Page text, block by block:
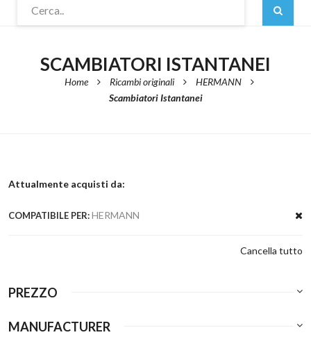
SCAMBIATORI ISTANTANEI
Home Ricambi originali
HERMANN
Scambiatori Istantanei
Attualmente acquisti da:
COMPATIBILE PER:HERMANN
Cancella tutto
PREZZO
MANUFACTURER